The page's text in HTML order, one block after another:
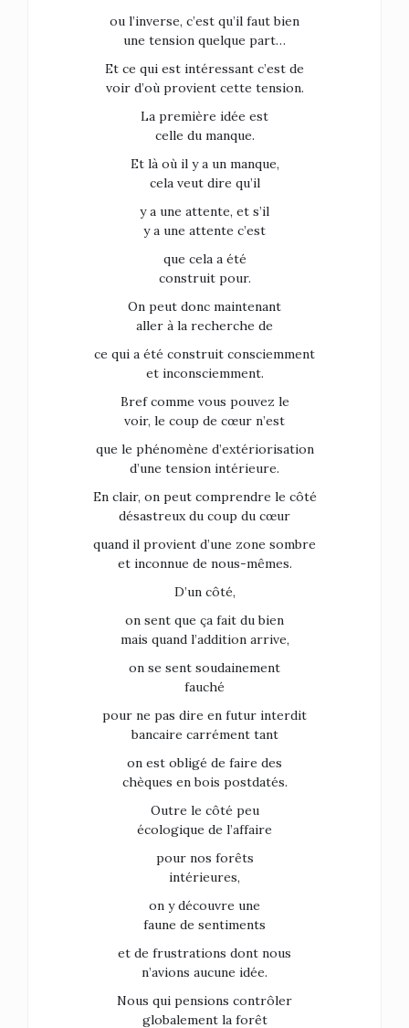
ou l’inverse, c’est qu’il faut bien
une tension quelque part…
Et ce qui est intéressant c’est de
voir d’où provient cette tension.
La première idée est
celle du manque.
Et là où il y a un manque,
cela veut dire qu’il
y a une attente, et s’il
y a une attente c’est
que cela a été
construit pour.
On peut donc maintenant
aller à la recherche de
ce qui a été construit consciemment
et inconsciemment.
Bref comme vous pouvez le
voir, le coup de cœur n’est
que le phénomène d’extériorisation
d’une tension intérieure.
En clair, on peut comprendre le côté
désastreux du coup du cœur
quand il provient d’une zone sombre
et inconnue de nous-mêmes.
D’un côté,
on sent que ça fait du bien
mais quand l’addition arrive,
on se sent soudainement
fauché
pour ne pas dire en futur interdit
bancaire carrément tant
on est obligé de faire des
chèques en bois postdatés.
Outre le côté peu
écologique de l’affaire
pour nos forêts
intérieures,
on y découvre une
faune de sentiments
et de frustrations dont nous
n’avions aucune idée.
Nous qui pensions contrôler
globalement la forêt